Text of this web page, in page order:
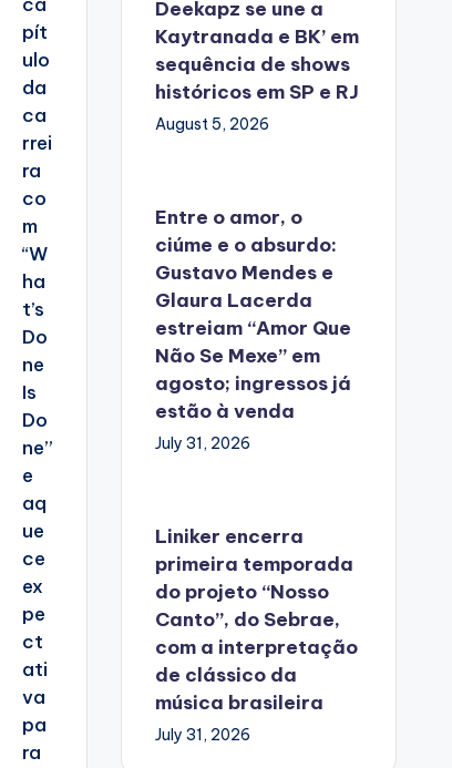
Deekapz se une a
Kaytranada e BK’ em
sequência de shows
históricos em SP e RJ
August 5, 2026
Entre o amor, o
ciúme e o absurdo:
Gustavo Mendes e
Glaura Lacerda
estreiam “Amor Que
Não Se Mexe” em
agosto; ingressos já
estão à venda
July 31, 2026
Liniker encerra
primeira temporada
do projeto “Nosso
Canto”, do Sebrae,
com a interpretação
de clássico da
música brasileira
July 31, 2026